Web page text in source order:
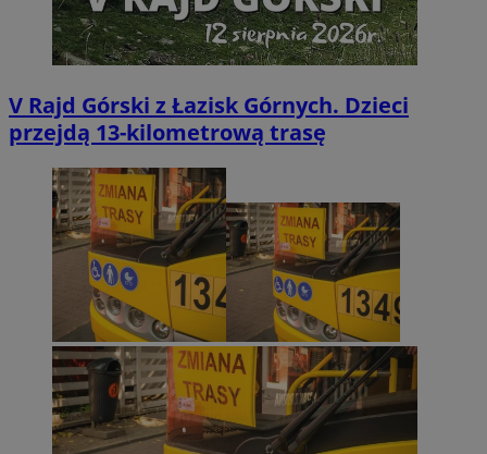
V Rajd Górski z Łazisk Górnych. Dzieci
przejdą 13-kilometrową trasę